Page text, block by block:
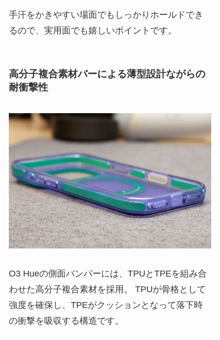
手汗をかきやすい場面でもしっかりホールドでき
るので、実用面でも嬉しいポイントです。
高分子複合素材バーによる薄型設計ながらの
耐衝撃性
O3 Hueの側面バンパーには、TPUとTPEを組み合
わせた高分子複合素材を採用。 TPUが骨格として
強度を確保し、TPEがクッションとなって落下時
の衝撃を吸収する構造です。